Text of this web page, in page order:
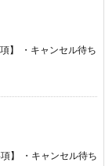
】 ・キャンセル待ち
】 ・キャンセル待ち